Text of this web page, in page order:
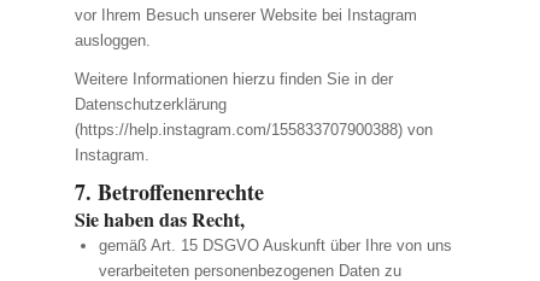
vor Ihrem Besuch unserer Website bei Instagram
ausloggen.
Weitere Informationen hierzu finden Sie in der
Datenschutzerklärung
(https://help.instagram.com/155833707900388) von
Instagram.
7. Betroffenenrechte
Sie haben das Recht,
gemäß Art. 15 DSGVO Auskunft über Ihre von uns
verarbeiteten personenbezogenen Daten zu